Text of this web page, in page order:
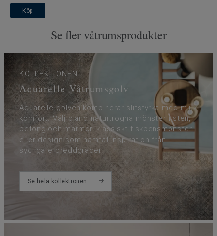
Köp
Se fler våtrumsprodukter
KOLLEKTIONEN
Aquarelle Våtrumsgolv
Aquarelle-golven kombinerar slitstyrka med mjuk
komfort. Välj bland naturtrogna mönster i sten,
betong och marmor, klassiskt fiskbensmönster
eller design som hämtat inspiration från
sydligare breddgrader.
Se hela kollektionen